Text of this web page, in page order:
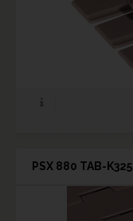
PSX 880 TAB-K325